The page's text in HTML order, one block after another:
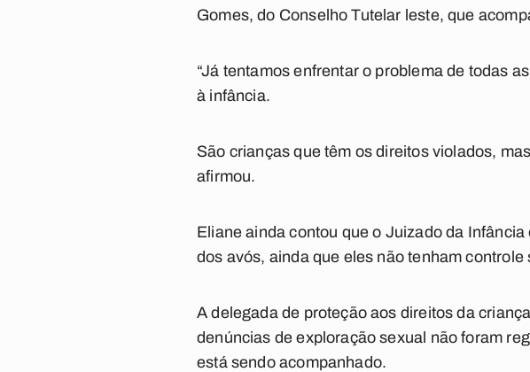
Gomes, do Conselho Tutelar leste, que
“Já tentamos enfrentar o problema de todas
à infância.
São crianças que têm os direitos violados,
afirmou.
Eliane ainda contou que o Juizado da
dos avós, ainda que eles não tenham controle
A delegada de proteção aos direitos da
denúncias de exploração sexual não foram
está sendo acompanhado.